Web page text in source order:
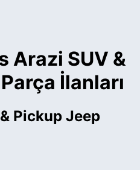
Arazi SUV &
İlanları
Pickup Jeep